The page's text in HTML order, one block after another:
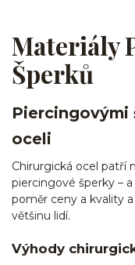
Materiály
Šperků
Piercingovými
oceli
Chirurgická ocel patří
piercingové šperky –
poměr ceny a kvality
většinu lidí.
Výhody